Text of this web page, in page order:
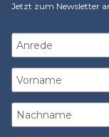
Jetzt zum Newsletter